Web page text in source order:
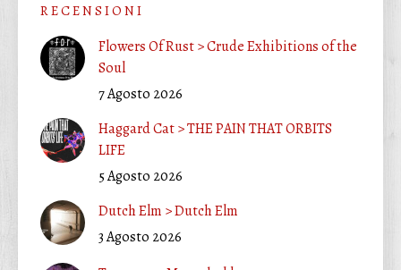
R E C E N S I O N I
Flowers Of Rust > Crude Exhibitions of the
Soul
7 Agosto 2026
Haggard Cat > THE PAIN THAT ORBITS
LIFE
5 Agosto 2026
Dutch Elm > Dutch Elm
3 Agosto 2026